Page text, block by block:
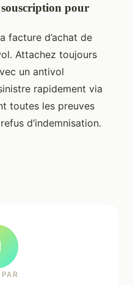
pour
facture d’achat de
Attachez toujours
un antivol
rapidement via
toutes les preuves
d’indemnisation.